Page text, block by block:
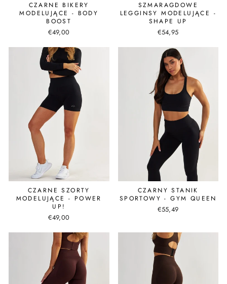
CZARNE BIKERY
MODELUJĄCE - BODY
BOOST
€49,00
SZMARAGDOWE
LEGGINSY MODELUJĄCE -
SHAPE UP
€54,95
CZARNE SZORTY
MODELUJĄCE - POWER
UP!
€49,00
CZARNY STANIK
SPORTOWY - GYM QUEEN
€55,49